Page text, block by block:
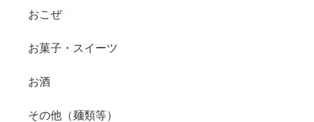
おこぜ
お菓子・スイーツ
お酒
その他（麺類等）